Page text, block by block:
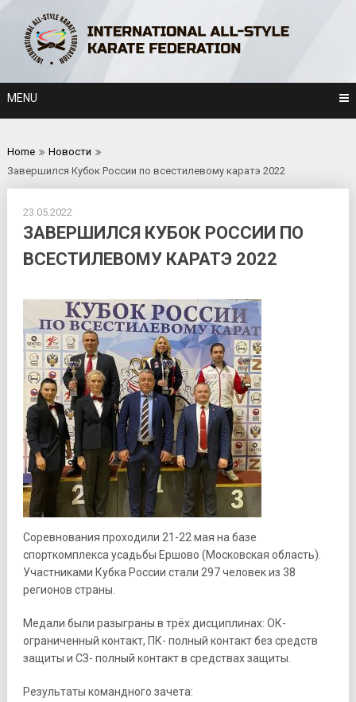
content
MENU
Home
Новости
Завершился Кубок России по всестилевому каратэ 2022
23.05.2022
ЗАВЕРШИЛСЯ КУБОК РОССИИ ПО
ВСЕСТИЛЕВОМУ КАРАТЭ 2022
Соревнования проходили 21-22 мая на базе
спорткомплекса усадьбы Ершово (Московская область).
Участниками Кубка России стали 297 человек из 38
регионов страны.
Медали были разыграны в трёх дисциплинах: ОК-
ограниченный контакт, ПК- полный контакт без средств
защиты и СЗ- полный контакт в средствах защиты.
Результаты командного зачета: